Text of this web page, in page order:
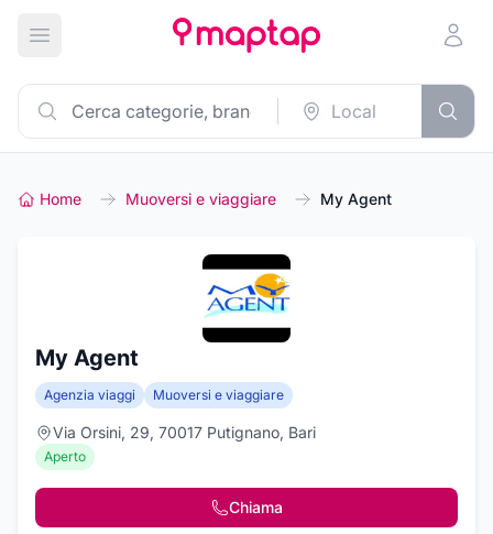
Apri menu principale
Home Muoversi e viaggiare My Agent
My Agent
Agenzia viaggi Muoversi e viaggiare
Via Orsini, 29, 70017 Putignano, Bari
Aperto
Chiama